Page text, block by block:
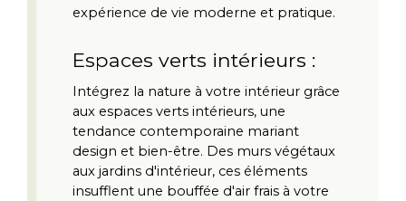
expérience de vie moderne et pratique.
Espaces verts intérieurs :
Intégrez la nature à votre intérieur grâce
aux espaces verts intérieurs, une
tendance contemporaine mariant
design et bien-être. Des murs végétaux
aux jardins d'intérieur, ces éléments
insufflent une bouffée d'air frais à votre